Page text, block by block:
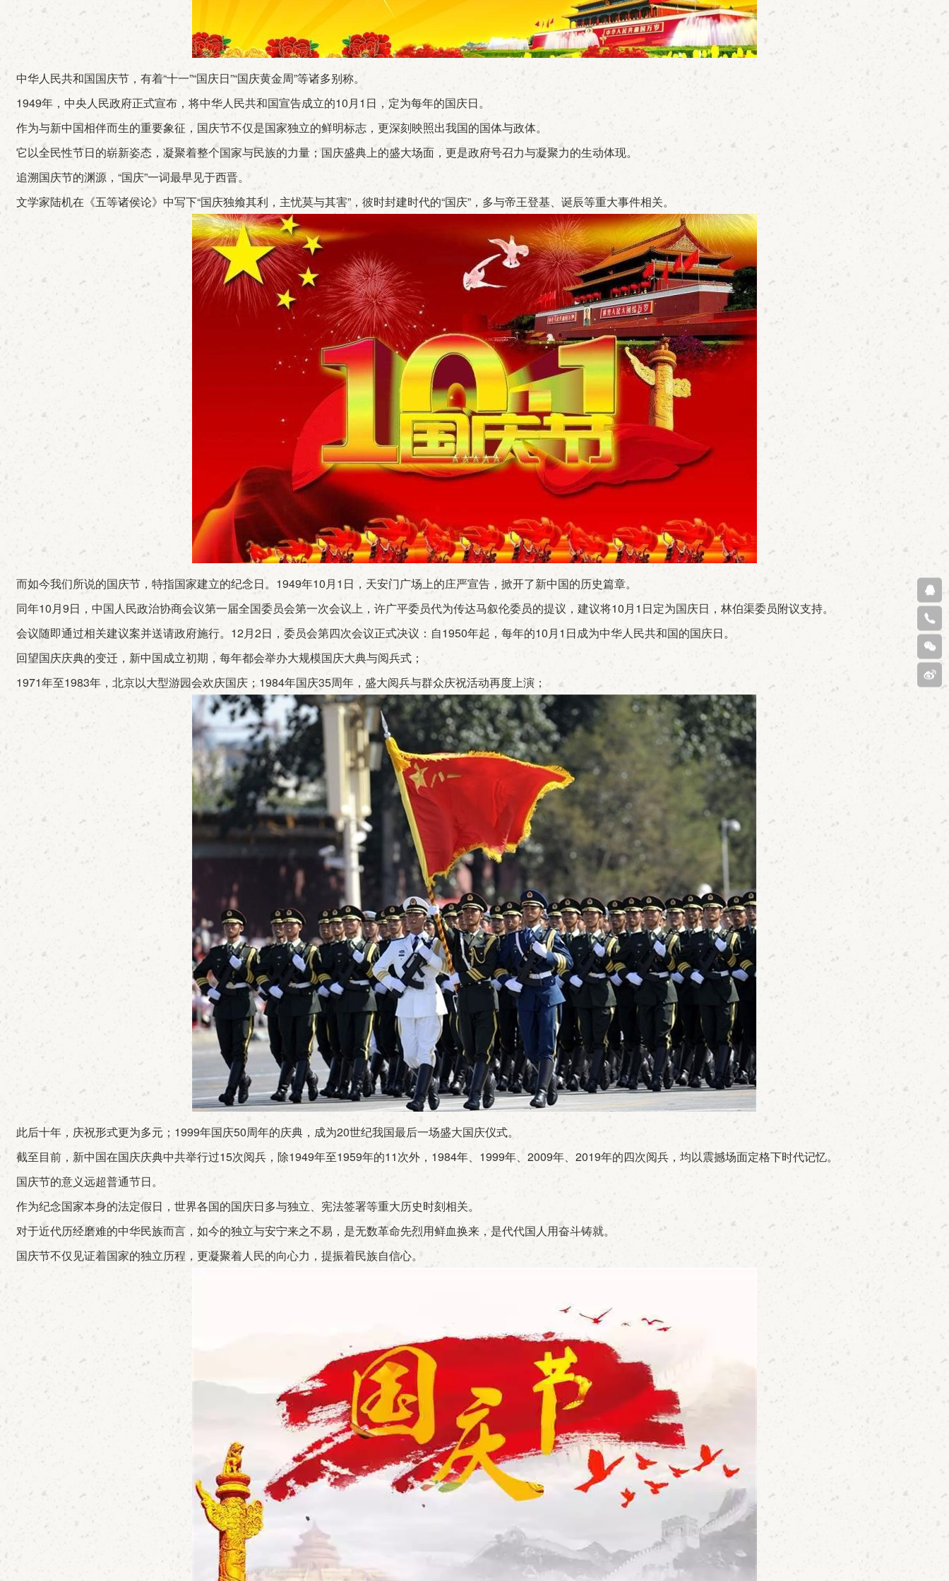
中华人民共和国国庆节，有着“十一”“国庆日”“国庆黄金周”等诸多别称。
1949年，中央人民政府正式宣布，将中华人民共和国宣告成立的10月1日，定为每年的国庆日。
作为与新中国相伴而生的重要象征，国庆节不仅是国家独立的鲜明标志，更深刻映照出我国的国体与政体。
它以全民性节日的崭新姿态，凝聚着整个国家与民族的力量；国庆盛典上的盛大场面，更是政府号召力与凝聚力的生动体现。
追溯国庆节的渊源，“国庆”一词最早见于西晋。
文学家陆机在《五等诸侯论》中写下“国庆独飨其利，主忧莫与其害”，彼时封建时代的“国庆”，多与帝王登基、诞辰等重大事件相关。
而如今我们所说的国庆节，特指国家建立的纪念日。1949年10月1日，天安门广场上的庄严宣告，掀开了新中国的历史篇章。
同年10月9日，中国人民政治协商会议第一届全国委员会第一次会议上，许广平委员代为传达马叙伦委员的提议，建议将10月1日定为国庆日，林伯渠委员附议支持。
会议随即通过相关建议案并送请政府施行。12月2日，委员会第四次会议正式决议：自1950年起，每年的10月1日成为中华人民共和国的国庆日。
回望国庆庆典的变迁，新中国成立初期，每年都会举办大规模国庆大典与阅兵式；
1971年至1983年，北京以大型游园会欢庆国庆；1984年国庆35周年，盛大阅兵与群众庆祝活动再度上演；
此后十年，庆祝形式更为多元；1999年国庆50周年的庆典，成为20世纪我国最后一场盛大国庆仪式。
截至目前，新中国在国庆庆典中共举行过15次阅兵，除1949年至1959年的11次外，1984年、1999年、2009年、2019年的四次阅兵，均以震撼场面定格下时代记忆。
国庆节的意义远超普通节日。
作为纪念国家本身的法定假日，世界各国的国庆日多与独立、宪法签署等重大历史时刻相关。
对于近代历经磨难的中华民族而言，如今的独立与安宁来之不易，是无数革命先烈用鲜血换来，是代代国人用奋斗铸就。
国庆节不仅见证着国家的独立历程，更凝聚着人民的向心力，提振着民族自信心。
在线
客服
400-
808-
6029
扫码
新浪